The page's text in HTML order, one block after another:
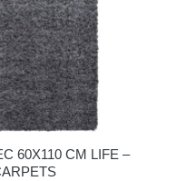
60X110 CM LIFE –